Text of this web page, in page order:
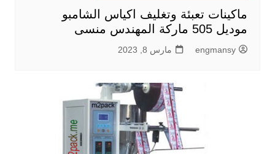
ماكينات تعبئة وتغليف اكياس الشامبو
موديل 505 ماركة المهندس منسى
engmansy مارس 8, 2023